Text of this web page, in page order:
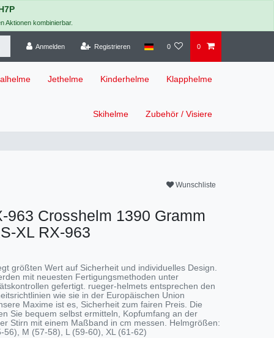
Aktionen kombinierbar.
Anmelden Registrieren 0 0
Jethelme Kinderhelme Klapphelme
Skihelme Zubehör / Visiere
Wunschliste
963 Crosshelm 1390 Gramm
XL RX-963
größten Wert auf Sicherheit und individuelles Design.
mit neuesten Fertigungsmethoden unter
gefertigt. rueger-helmets entsprechen den
wie sie in der Europäischen Union
Maxime ist es, Sicherheit zum fairen Preis. Die
Sie bequem selbst ermitteln, Kopfumfang an der
Stirn mit einem Maßband in cm messen. Helmgrößen:
56), M (57-58), L (59-60), XL (61-62)